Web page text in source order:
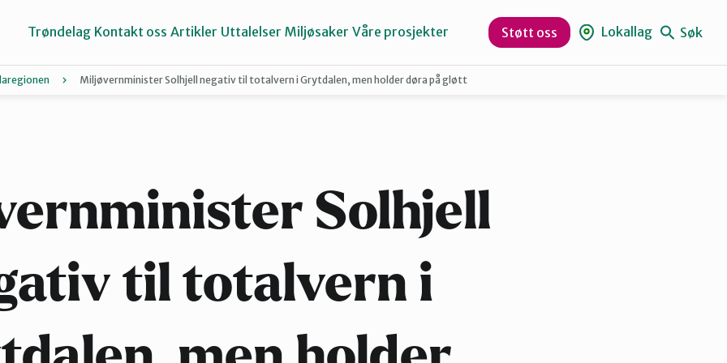
Orklaregionen
Trøndelag Kontakt oss Artikler Uttalelser Miljøsaker Våre prosjekter Støtt oss Lokallag Søk
Miljøvernminister Solhjell negativ til totalvern i Grytdalen, men holder døra på gløtt
Solhjell
til totalvern i